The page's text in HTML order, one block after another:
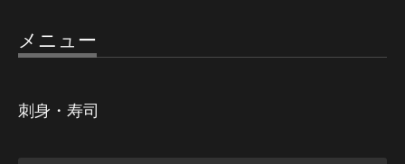
メニュー
刺身・寿司